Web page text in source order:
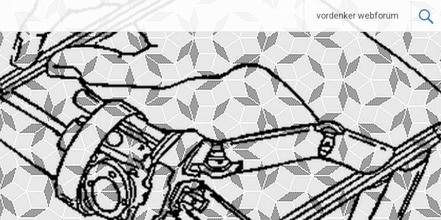
vordenker webforum